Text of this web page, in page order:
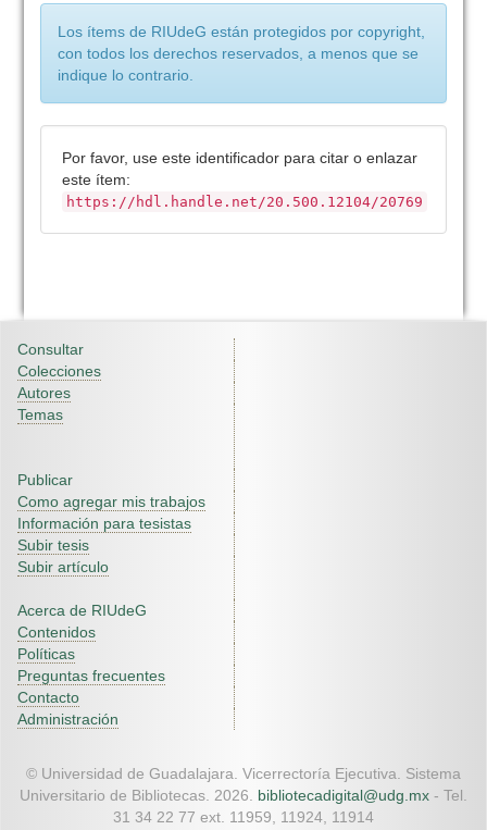
Los ítems de RIUdeG están protegidos por copyright,
con todos los derechos reservados, a menos que se
indique lo contrario.
Por favor, use este identificador para citar o enlazar
este ítem:
https://hdl.handle.net/20.500.12104/20769
Consultar
Colecciones
Autores
Temas
Publicar
Como agregar mis trabajos
Información para tesistas
Subir tesis
Subir artículo
Acerca de RIUdeG
Contenidos
Políticas
Preguntas frecuentes
Contacto
Administración
© Universidad de Guadalajara. Vicerrectoría Ejecutiva. Sistema
Universitario de Bibliotecas. 2026. bibliotecadigital@udg.mx - Tel.
31 34 22 77 ext. 11959, 11924, 11914